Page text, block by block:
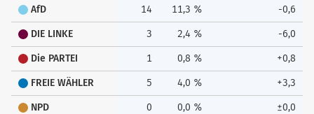
AfD 14 11,3 % -0,6
DIE LINKE 3 2,4 % -6,0
Die PARTEI 1 0,8 % +0,8
FREIE WÄHLER 5 4,0 % +3,3
NPD 0 0,0 % ±0,0